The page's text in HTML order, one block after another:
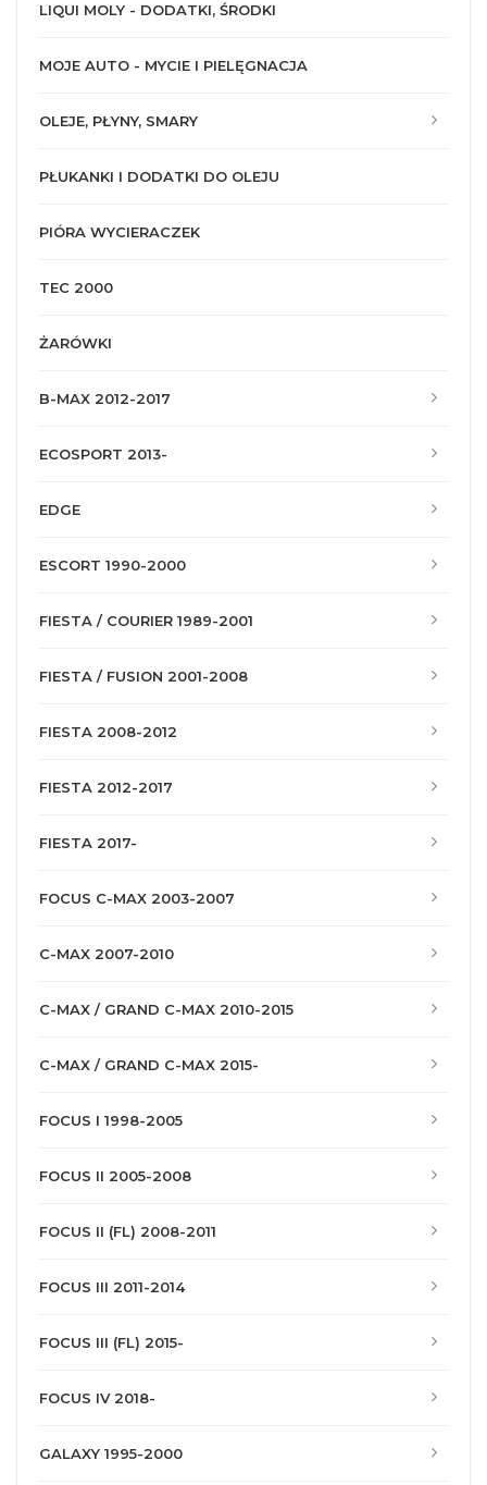
LIQUI MOLY - DODATKI, ŚRODKI
MOJE AUTO - MYCIE I PIELĘGNACJA
OLEJE, PŁYNY, SMARY
PŁUKANKI I DODATKI DO OLEJU
PIÓRA WYCIERACZEK
TEC 2000
ŻARÓWKI
B-MAX 2012-2017
ECOSPORT 2013-
EDGE
ESCORT 1990-2000
FIESTA / COURIER 1989-2001
FIESTA / FUSION 2001-2008
FIESTA 2008-2012
FIESTA 2012-2017
FIESTA 2017-
FOCUS C-MAX 2003-2007
C-MAX 2007-2010
C-MAX / GRAND C-MAX 2010-2015
C-MAX / GRAND C-MAX 2015-
FOCUS I 1998-2005
FOCUS II 2005-2008
FOCUS II (FL) 2008-2011
FOCUS III 2011-2014
FOCUS III (FL) 2015-
FOCUS IV 2018-
GALAXY 1995-2000